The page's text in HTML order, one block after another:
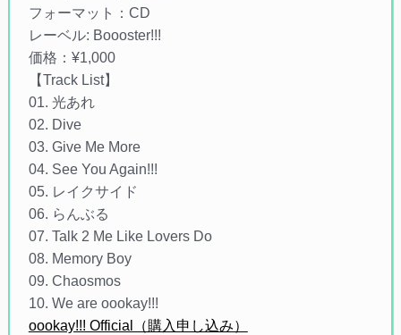
フォーマット：CD
レーベル: Boooster!!!
価格：¥1,000
【Track List】
01. 光あれ
02. Dive
03. Give Me More
04. See You Again!!!
05. レイクサイド
06. らんぶる
07. Talk 2 Me Like Lovers Do
08. Memory Boy
09. Chaosmos
10. We are oookay!!!
oookay!!! Official（購入申し込み）